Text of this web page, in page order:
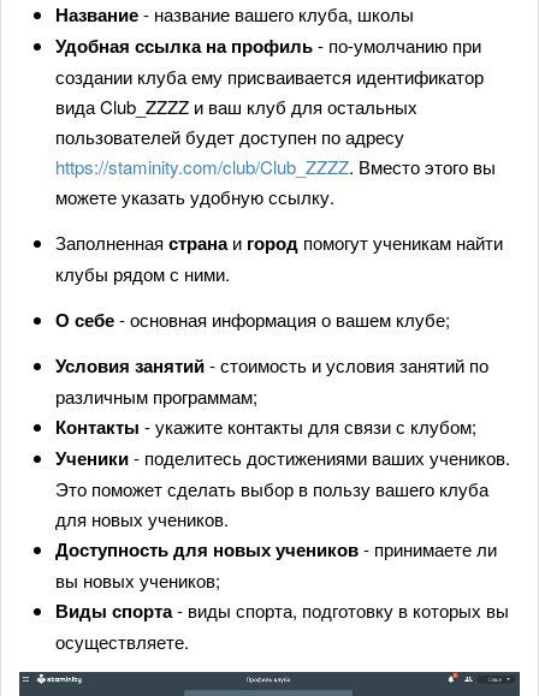
Название- название вашего клуба, школы
Удобная ссылка на профиль- по-умолчанию при
создании клуба ему присваивается идентификатор
вида Club_ZZZZ и ваш клуб для остальных
пользователей будет доступен по адресу
https://staminity.com/club/Club_ZZZZ. Вместо этого вы
можете указать удобную ссылку.
Заполненная странаи город помогут ученикам найти
клубы рядом с ними.
О себе- основная информация о вашем клубе;
Условия занятий- стоимость и условия занятий по
различным программам;
Контакты - укажите контакты для связи с клубом;
Ученики- поделитесь достижениями ваших учеников.
Это поможет сделать выбор в пользу вашего клуба
для новых учеников.
Доступность для новых учеников- принимаете ли
вы новых учеников;
Виды спорта- виды спорта, подготовку в которых вы
осуществляете.